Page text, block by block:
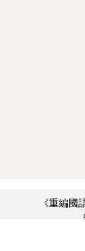
《重編國